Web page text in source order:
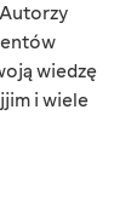
wiedzę
i wiele